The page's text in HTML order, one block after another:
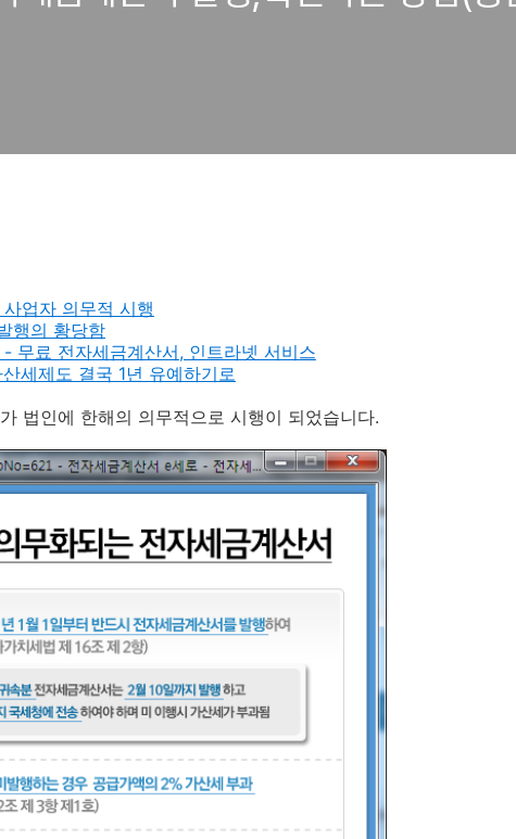
업자 의무적 시행
행의 황당함
무료 전자세금계산서, 인트라넷 서비스
세제도 결국 1년 유예하기로
법인에 한해의 의무적으로 시행이 되었습니다.